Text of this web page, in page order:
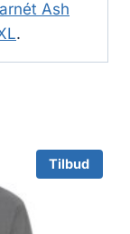
Ash
.
Tilbud